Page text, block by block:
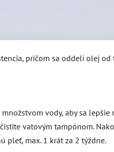
pričom sa oddelí olej od
vody, aby sa lepšie
vatovým tampónom.
pleť, max. 1 krát za 2 týždne.